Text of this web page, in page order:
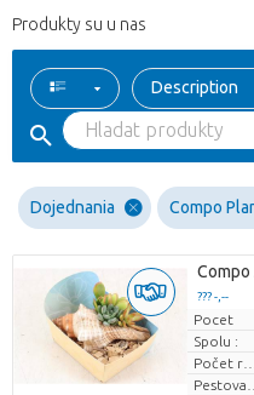
Produkty su u nas
Description
Dojednania Compo
Compo
??? -,--
Cena za
Pocet
Spolu :
Počet rastlín/črepník